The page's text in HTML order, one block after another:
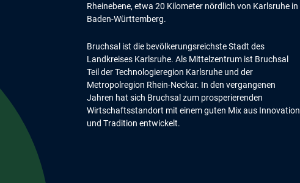
Rheinebene, etwa 20 Kilometer nördlich von Karlsruhe in
Baden-Württemberg.
Bruchsal ist die bevölkerungsreichste Stadt des
Landkreises Karlsruhe. Als Mittelzentrum ist Bruchsal
Teil der Technologieregion Karlsruhe und der
Metropolregion Rhein-Neckar. In den vergangenen
Jahren hat sich Bruchsal zum prosperierenden
Wirtschaftsstandort mit einem guten Mix aus Innovation
und Tradition entwickelt.